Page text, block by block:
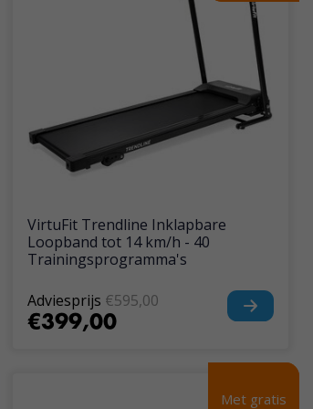
VirtuFit Trendline Inklapbare
Loopband tot 14 km/h - 40
Trainingsprogramma's
Adviesprijs €595,00
€399,00
Met gratis
Met gratis